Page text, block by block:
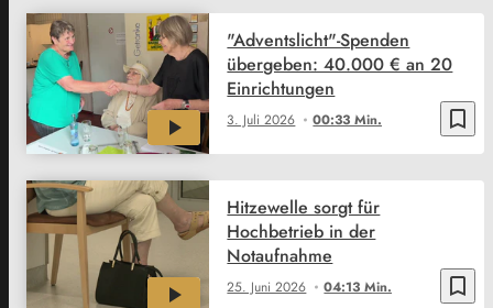
bookmark_border
3. Juli 2026 00:33 Min.
"Adventslicht"-Spenden
übergeben: 40.000 € an 20
Einrichtungen
bookmark_border
25. Juni 2026 04:13 Min.
Hitzewelle sorgt für
Hochbetrieb in der
Notaufnahme